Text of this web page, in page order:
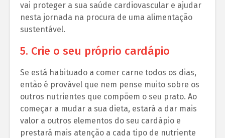
vai proteger a sua saúde cardiovascular e ajudar
nesta jornada na procura de uma alimentação
sustentável.
5. Crie o seu próprio cardápio
Se está habituado a comer carne todos os dias,
então é provável que nem pense muito sobre os
outros nutrientes que compõem o seu prato. Ao
começar a mudar a sua dieta, estará a dar mais
valor a outros elementos do seu cardápio e
prestará mais atenção a cada tipo de nutriente